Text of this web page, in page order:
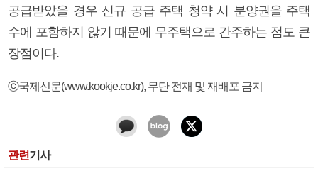
공급받았을 경우 신규 공급 주택 청약 시 분양권을 주택
수에 포함하지 않기 때문에 무주택으로 간주하는 점도 큰
장점이다.
ⓒ국제신문(www.kookje.co.kr), 무단 전재 및 재배포 금지
관련기사